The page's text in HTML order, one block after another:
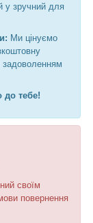
у зручний для
Ми цінуємо
задоволенням
до тебе!
своїм
повернення